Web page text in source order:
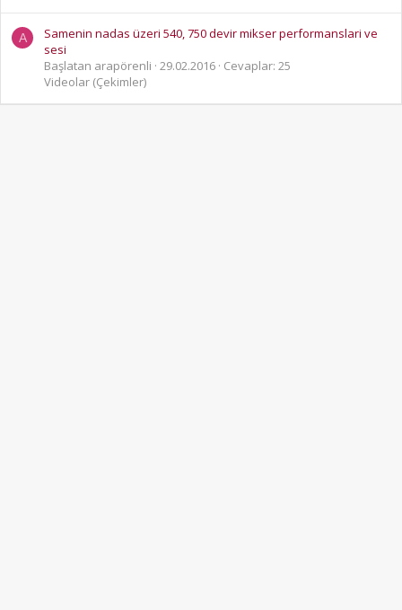
A
Samenin nadas üzeri 540, 750 devir mikser performanslari ve
sesi
Başlatan arapörenli
29.02.2016 Cevaplar: 25
Videolar (Çekimler)